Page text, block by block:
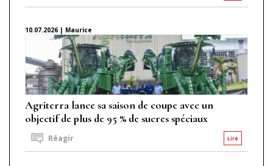
10.07.2026 | Maurice
Agriterra lance sa saison de coupe avec un
objectif de plus de 95 % de sucres spéciaux
Lire
Réagir